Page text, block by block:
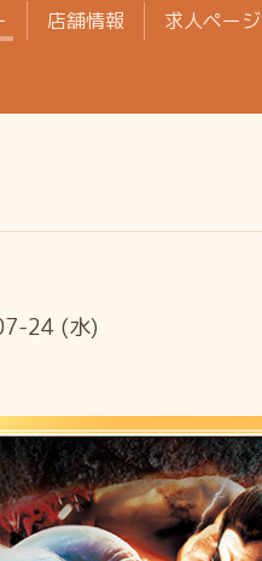
店舗情報 求人ページ
24 (水)